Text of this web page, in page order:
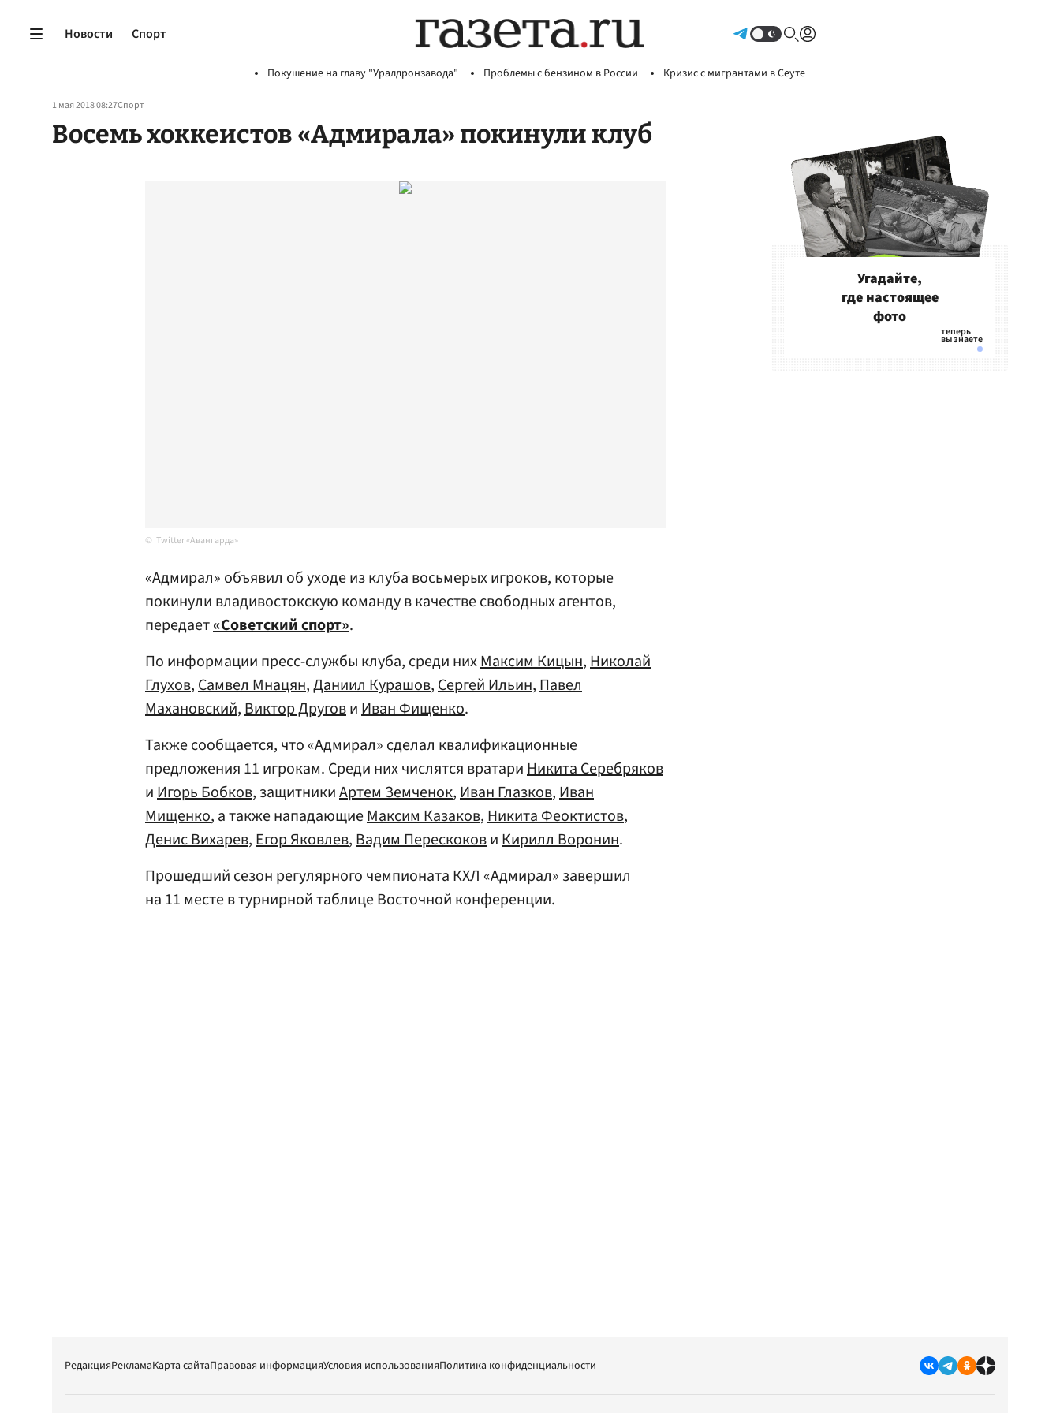
Новости Спорт
Покушение на главу "Уралдронзавода" Проблемы с бензином в России Кризис с мигрантами в Сеуте
1 мая 2018 08:27Спорт
Восемь хоккеистов «Адмирала» покинули клуб
Twitter «Авангарда»
«Адмирал» объявил об уходе из клуба восьмерых игроков, которые
покинули владивостокскую команду в качестве свободных агентов,
передает«Советский спорт».
По информации пресс-службы клуба, среди нихМаксим Кицын,Николай
Глухов,Самвел Мнацян,Даниил Курашов,Сергей Ильин,Павел
Махановский,Виктор ДруговиИван Фищенко.
Также сообщается, что «Адмирал» сделал квалификационные
предложения 11 игрокам. Среди них числятся вратариНикита Серебряков
иИгорь Бобков, защитникиАртем Земченок,Иван Глазков,Иван
Мищенко, а также нападающиеМаксим Казаков,Никита Феоктистов,
Денис Вихарев,Егор Яковлев,Вадим ПерескоковиКирилл Воронин.
Прошедший сезон регулярного чемпионата КХЛ «Адмирал» завершил
на 11 месте в турнирной таблице Восточной конференции.
Угадайте,
где настоящее
фото
РедакцияРекламаКарта сайтаПравовая информацияУсловия использованияПолитика конфиденциальности